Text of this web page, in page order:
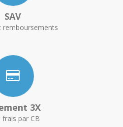
SAV
remboursements
3X
frais par CB